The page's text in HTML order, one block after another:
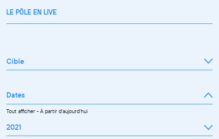
LE PÔLE EN LIVE
Cible
Dates
Tout afficher-À partir d'aujourd'hui
2021